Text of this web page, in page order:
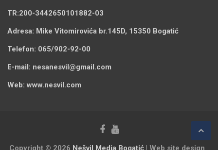
TR:200-3442650101882-03
Adresa: Mike Vitomirovića br.145D, 15350 Bogatić
Telefon: 065/902-92-00
E-mail: nesanesvil@gmail.com
Web: www.nesvil.com
Copyright © 2026 Nešvil Media Bogatić | Web site design